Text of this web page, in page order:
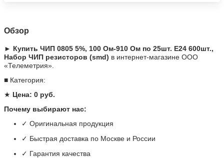
Обзор
► Купить ЧИП 0805 5%, 100 Ом-910 Ом по 25шт. Е24 600шт.,
Набор ЧИП резисторов (smd) в интернет-магазине ООО
«Телеметрия».
■ Категория:
★ Цена: 0 руб.
Почему выбирают нас:
✓ Оригинальная продукция
✓ Быстрая доставка по Москве и России
✓ Гарантия качества